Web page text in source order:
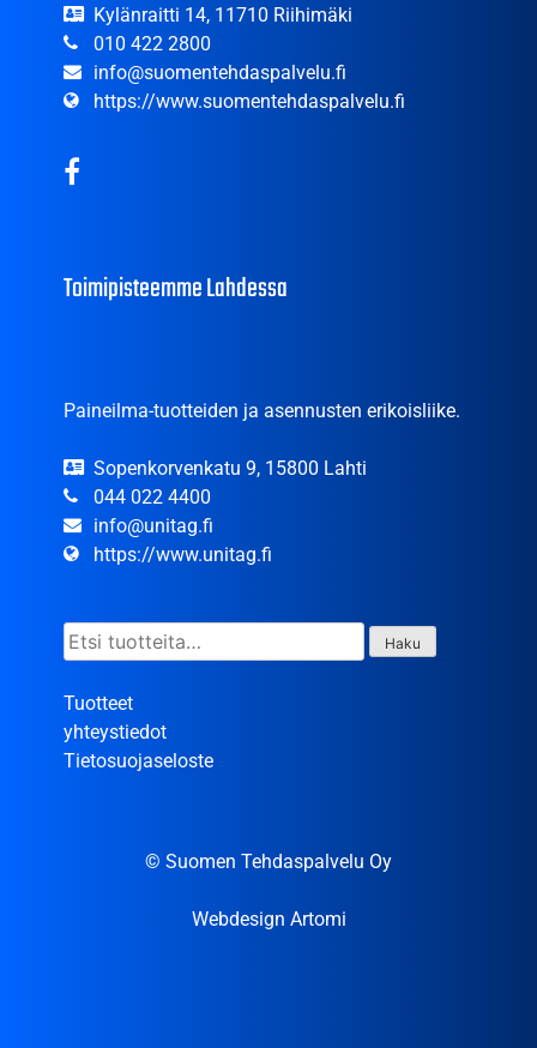
Kylänraitti 14, 11710 Riihimäki
010 422 2800
info@suomentehdaspalvelu.fi
https://www.suomentehdaspalvelu.fi
Toimipisteemme Lahdessa
Paineilma-tuotteiden ja asennusten erikoisliike.
Sopenkorvenkatu 9, 15800 Lahti
044 022 4400
info@unitag.fi
https://www.unitag.fi
Etsi: Haku
Tuotteet
yhteystiedot
Tietosuojaseloste
© Suomen Tehdaspalvelu Oy
Webdesign Artomi